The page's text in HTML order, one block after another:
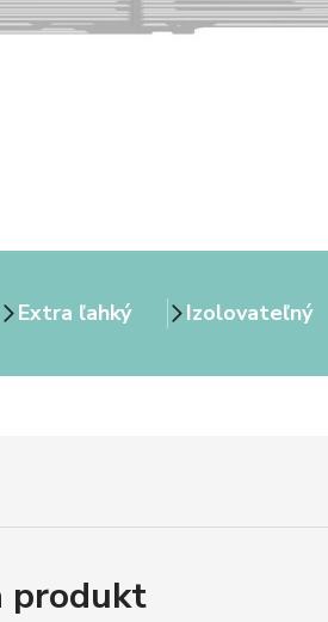
Extra ľahký Izolovateľný
produkt